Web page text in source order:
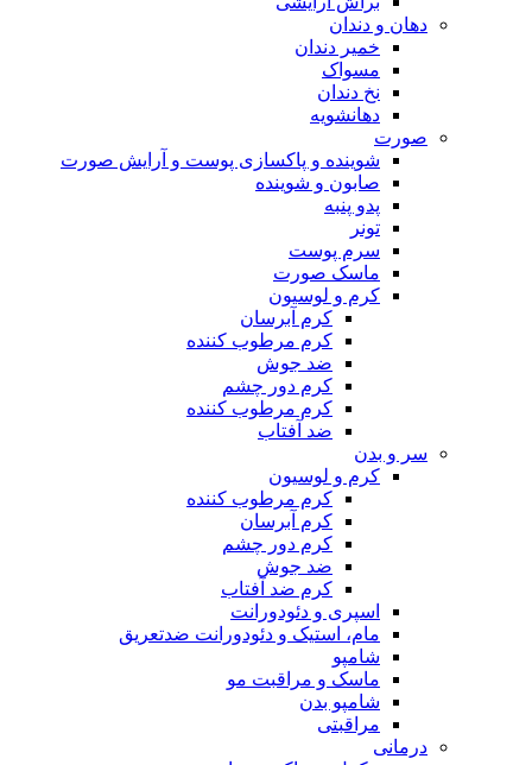
دهان و دندان
خمیر دندان
مسواک
نخ دندان
دهانشویه
صورت
شوینده و پاکسازی پوست و آرایش صورت
صابون و شوینده
پدو پنبه
تونر
سرم پوست
ماسک صورت
کرم و لوسیون
کرم آبرسان
کرم مرطوب کننده
ضد جوش
کرم دور چشم
کرم مرطوب کننده
ضد آفتاب
سر و بدن
کرم و لوسیون
کرم مرطوب کننده
کرم آبرسان
کرم دور چشم
ضد جوش
کرم ضد آفتاب
اسپری و دئودورانت
مام، استیک و دئودورانت ضدتعریق
شامپو
ماسک و مراقبت مو
شامپو بدن
مراقبتی
درمانی